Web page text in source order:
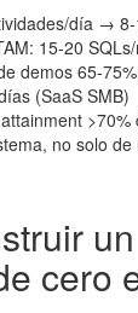
día →
15-20
demos 65-
(SaaS SMB)
no solo
cero